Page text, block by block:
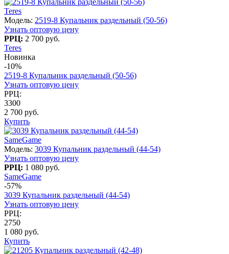
Teres
Модель: 2519-8 Купальник раздельный (50-56)
Узнать оптовую цену
РРЦ: 2 700 руб.
Teres
Новинка
-10%
2519-8 Купальник раздельный (50-56)
Узнать оптовую цену
РРЦ:
3300
2 700 руб.
Купить
SameGame
Модель: 3039 Купальник раздельный (44-54)
Узнать оптовую цену
РРЦ: 1 080 руб.
SameGame
-57%
3039 Купальник раздельный (44-54)
Узнать оптовую цену
РРЦ:
2750
1 080 руб.
Купить